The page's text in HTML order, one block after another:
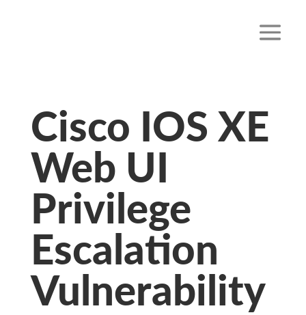
Cisco IOS XE
Web UI
Privilege
Escalation
Vulnerability